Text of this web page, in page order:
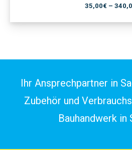
35,00€–
Ihr Ansprechpartner in
Zubehör und
Bauhandwerk in